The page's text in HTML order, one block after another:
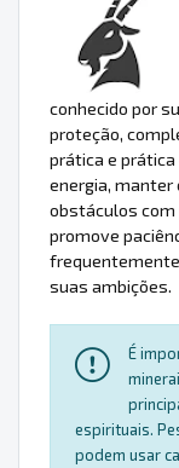
conhecido por
proteção,
prática e prática
energia, manter
obstáculos com
promove
frequentemente
suas ambições.
É
espirituais.
podem usar